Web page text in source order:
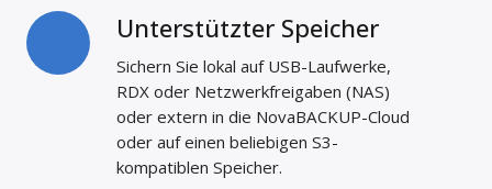
Unterstützter Speicher
Sichern Sie lokal auf USB-Laufwerke,
RDX oder Netzwerkfreigaben (NAS)
oder extern in die NovaBACKUP-Cloud
oder auf einen beliebigen S3-
kompatiblen Speicher.
Unterstützter
Speicher